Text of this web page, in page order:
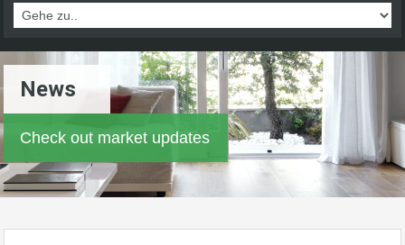
News
Check out market updates